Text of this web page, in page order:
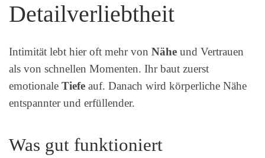
Detailverliebtheit
Intimität lebt hier oft mehr von Nähe und Vertrauen
als von schnellen Momenten. Ihr baut zuerst
emotionale Tiefe auf. Danach wird körperliche Nähe
entspannter und erfüllender.
Was gut funktioniert